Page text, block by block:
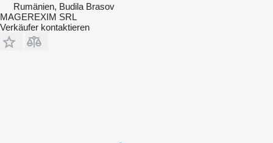
Rumänien, Budila Brasov
MAGEREXIM SRL
Verkäufer kontaktieren